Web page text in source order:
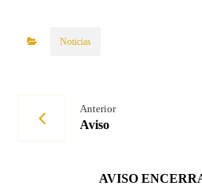
Noticias
Anterior
Aviso
AVISO